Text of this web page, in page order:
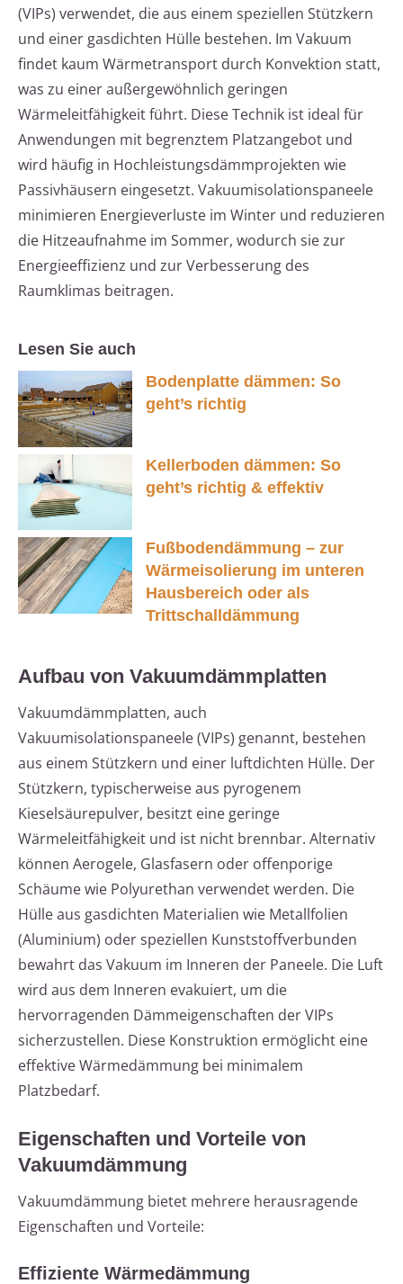
(VIPs) verwendet, die aus einem speziellen Stützkern
und einer gasdichten Hülle bestehen. Im Vakuum
findet kaum Wärmetransport durch Konvektion statt,
was zu einer außergewöhnlich geringen
Wärmeleitfähigkeit führt. Diese Technik ist ideal für
Anwendungen mit begrenztem Platzangebot und
wird häufig in Hochleistungsdämmprojekten wie
Passivhäusern eingesetzt. Vakuumisolationspaneele
minimieren Energieverluste im Winter und reduzieren
die Hitzeaufnahme im Sommer, wodurch sie zur
Energieeffizienz und zur Verbesserung des
Raumklimas beitragen.
Lesen Sie auch
Bodenplatte dämmen: So
geht’s richtig
Kellerboden dämmen: So
geht’s richtig & effektiv
Fußbodendämmung – zur
Wärmeisolierung im unteren
Hausbereich oder als
Trittschalldämmung
Aufbau von Vakuumdämmplatten
Vakuumdämmplatten, auch
Vakuumisolationspaneele (VIPs) genannt, bestehen
aus einem Stützkern und einer luftdichten Hülle. Der
Stützkern, typischerweise aus pyrogenem
Kieselsäurepulver, besitzt eine geringe
Wärmeleitfähigkeit und ist nicht brennbar. Alternativ
können Aerogele, Glasfasern oder offenporige
Schäume wie Polyurethan verwendet werden. Die
Hülle aus gasdichten Materialien wie Metallfolien
(Aluminium) oder speziellen Kunststoffverbunden
bewahrt das Vakuum im Inneren der Paneele. Die Luft
wird aus dem Inneren evakuiert, um die
hervorragenden Dämmeigenschaften der VIPs
sicherzustellen. Diese Konstruktion ermöglicht eine
effektive Wärmedämmung bei minimalem
Platzbedarf.
Eigenschaften und Vorteile von
Vakuumdämmung
Vakuumdämmung bietet mehrere herausragende
Eigenschaften und Vorteile:
Effiziente Wärmedämmung